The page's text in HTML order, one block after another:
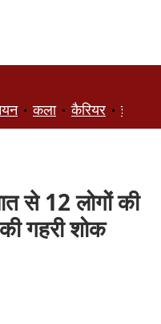
कला कैरियर ज्ञान
से 12 लोगों की
गहरी शोक